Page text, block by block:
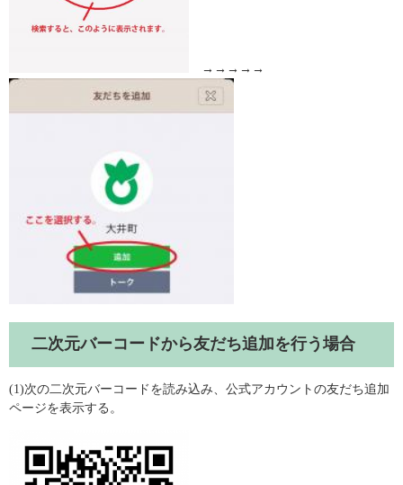
→→→→→
二次元バーコードから友だち追加を行う場合
(1)次の二次元バーコードを読み込み、公式アカウントの友だち追加
ページを表示する。